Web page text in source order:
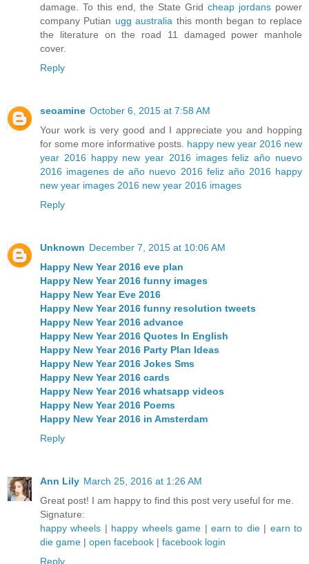
damage. To this end, the State Grid cheap jordans power
company Putian ugg australia this month began to replace
the literature on the road 11 damaged power manhole
cover.
Reply
seoamine October 6, 2015 at 7:58 AM
Your work is very good and I appreciate you and hopping
for some more informative posts. happy new year 2016 new
year 2016 happy new year 2016 images feliz año nuevo
2016 imagenes de año nuevo 2016 feliz año 2016 happy
new year images 2016 new year 2016 images
Reply
Unknown December 7, 2015 at 10:06 AM
Happy New Year 2016 eve plan
Happy New Year 2016 funny images
Happy New Year Eve 2016
Happy New Year 2016 funny resolution tweets
Happy New Year 2016 advance
Happy New Year 2016 Quotes In English
Happy New Year 2016 Party Plan Ideas
Happy New Year 2016 Jokes Sms
Happy New Year 2016 cards
Happy New Year 2016 whatsapp videos
Happy New Year 2016 Poems
Happy New Year 2016 in Amsterdam
Reply
Ann Lily March 25, 2016 at 1:26 AM
Great post! I am happy to find this post very useful for me.
Signature:
happy wheels | happy wheels game | earn to die | earn to
die game | open facebook | facebook login
Reply